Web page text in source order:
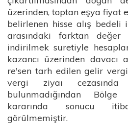
üzerinden, toptan eşya fiyat
belirlenen hisse alış bedeli
arasındaki farktan değer
indirilmek suretiyle
kazancı üzerinden davacı
re'sen tarh edilen gelir
vergi ziyaı cezasında
bulunmadığından
kararında sonucu
görülmemiştir.